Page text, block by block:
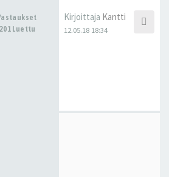
Luettu
Kirjoittaja Kantti
12.05.18 18:34